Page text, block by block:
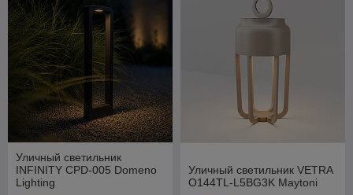
Уличный светильник
INFINITY CPD-005 Domeno
Lighting
Уличный светильник VETRA
O144TL-L5BG3K Maytoni